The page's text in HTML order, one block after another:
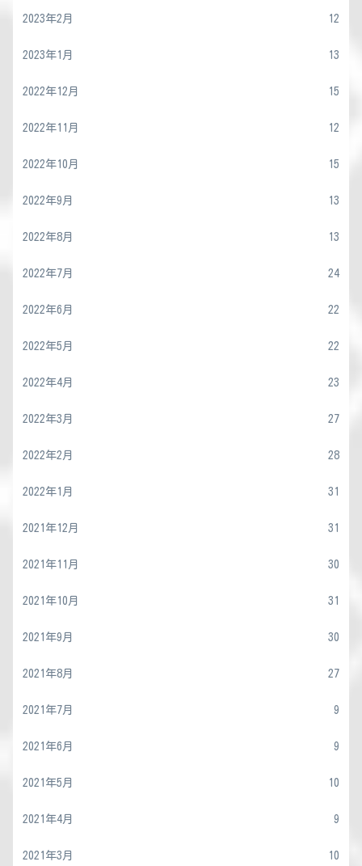
2023年2月 12
2023年1月 13
2022年12月 15
2022年11月 12
2022年10月 15
2022年9月 13
2022年8月 13
2022年7月 24
2022年6月 22
2022年5月 22
2022年4月 23
2022年3月 27
2022年2月 28
2022年1月 31
2021年12月 31
2021年11月 30
2021年10月 31
2021年9月 30
2021年8月 27
2021年7月 9
2021年6月 9
2021年5月 10
2021年4月 9
2021年3月 10